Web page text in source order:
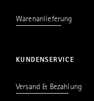
Warenanlieferung
KUNDENSERVICE
Versand & Bezahlung